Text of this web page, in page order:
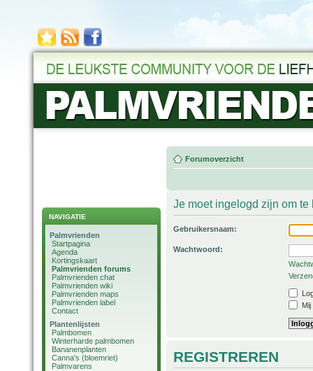
NAVIGATIE
Palmvrienden
Startpagina
Agenda
Kortingskaart
Palmvrienden forums
Palmvrienden chat
Palmvrienden wiki
Palmvrienden maps
Palmvrienden label
Contact
Plantenlijsten
Palmbomen
Winterharde palmbomen
Bananenplanten
Canna's (bloemriet)
Palmvarens
Forumoverzicht
Je moet ingelogd zijn om
Gebruikersnaam:
Wachtwoord:
REGISTREREN